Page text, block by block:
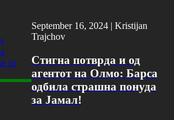
September 16, 2024 | Kristijan
Trajchov
Стигна потврда и од
агентот на Олмо: Барса
одбила страшна понуда
за Јамал!